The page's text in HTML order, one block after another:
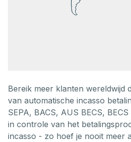
Bereik meer klanten wereldwijd
van automatische incasso
SEPA, BACS, AUS BECS,
in controle van het
incasso - zo hoef je nooit meer